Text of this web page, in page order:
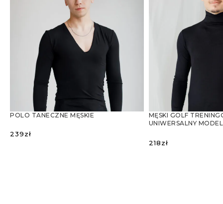
POLO TANECZNE MĘSKIE
239zł
MĘSKI GOLF
UNIWERSALNY
218zł